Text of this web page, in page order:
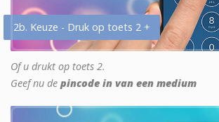
2b. Keuze - Druk op toets 2 +
Of u drukt op toets 2.
Geef nu de pincode in van een medium